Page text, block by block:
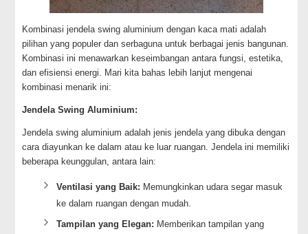
Kombinasi jendela swing aluminium dengan kaca mati adalah
pilihan yang populer dan serbaguna untuk berbagai jenis bangunan.
Kombinasi ini menawarkan keseimbangan antara fungsi, estetika,
dan efisiensi energi. Mari kita bahas lebih lanjut mengenai
kombinasi menarik ini:
Jendela Swing Aluminium:
Jendela swing aluminium adalah jenis jendela yang dibuka dengan
cara diayunkan ke dalam atau ke luar ruangan. Jendela ini memiliki
beberapa keunggulan, antara lain:
Ventilasi yang Baik: Memungkinkan udara segar masuk
ke dalam ruangan dengan mudah.
Tampilan yang Elegan: Memberikan tampilan yang